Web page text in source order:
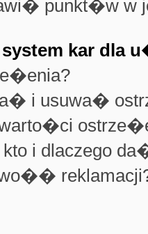
punkt�w w
kar dla
i usuwa�
i dlaczego